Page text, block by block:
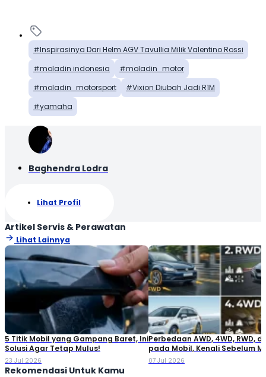
Inspirasinya Dari Helm AGV Tavullia Milik Valentino Rossi
moladin indonesia
moladin_motor
moladin_motorsport
Vixion Diubah Jadi R1M
yamaha
Baghendra Lodra
Lihat Profil
Artikel Servis & Perawatan
Lihat Lainnya
5 Titik Mobil yang Gampang Baret, Ini
Solusi Agar Tetap Mulus!
23 Jul 2026
Perbedaan AWD, 4WD, RWD,
pada Mobil, Kenali Sebelum
07 Jul 2026
Rekomendasi Untuk Kamu